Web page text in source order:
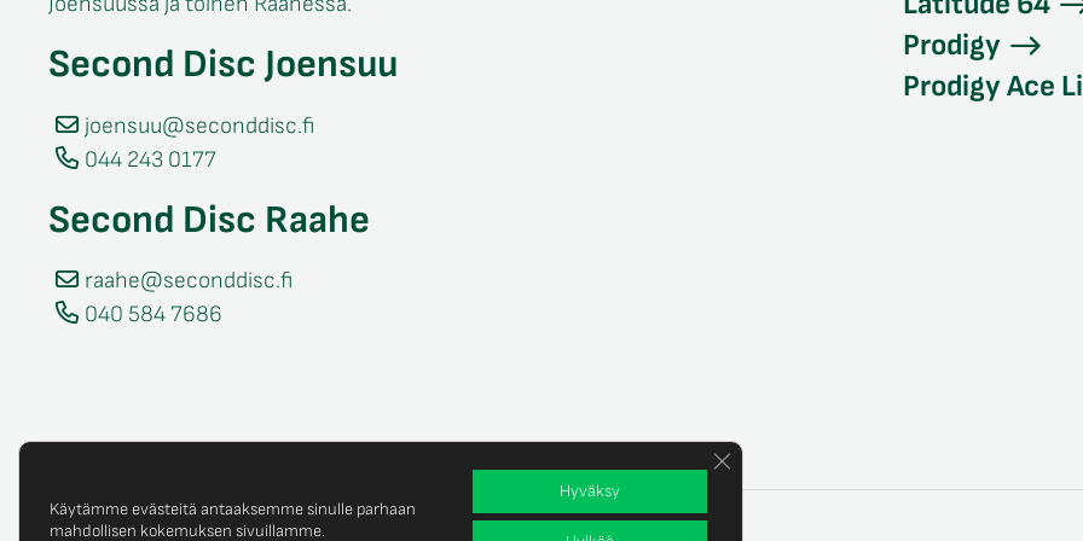
Second Disc Joensuu
joensuu@seconddisc.fi
044 243 0177
Second Disc Raahe
raahe@seconddisc.fi
040 584 7686
Prodigy
Prodigy Ace
Käytämme evästeitä antaaksemme sinulle parhaan
mahdollisen kokemuksen sivuillamme.
Hyväksy
Sulje evästebanneri